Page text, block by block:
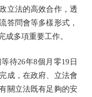
立法的高效合作，透
答問會等多樣形式，
成多項重要工作。
26年8個月零19日
成，在政府、立法會
關立法既有足夠的安